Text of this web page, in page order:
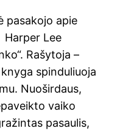
pasakojo apie
Lee
Rašytoja –
spinduliuoja
Nuoširdaus,
vaiko
pasaulis,